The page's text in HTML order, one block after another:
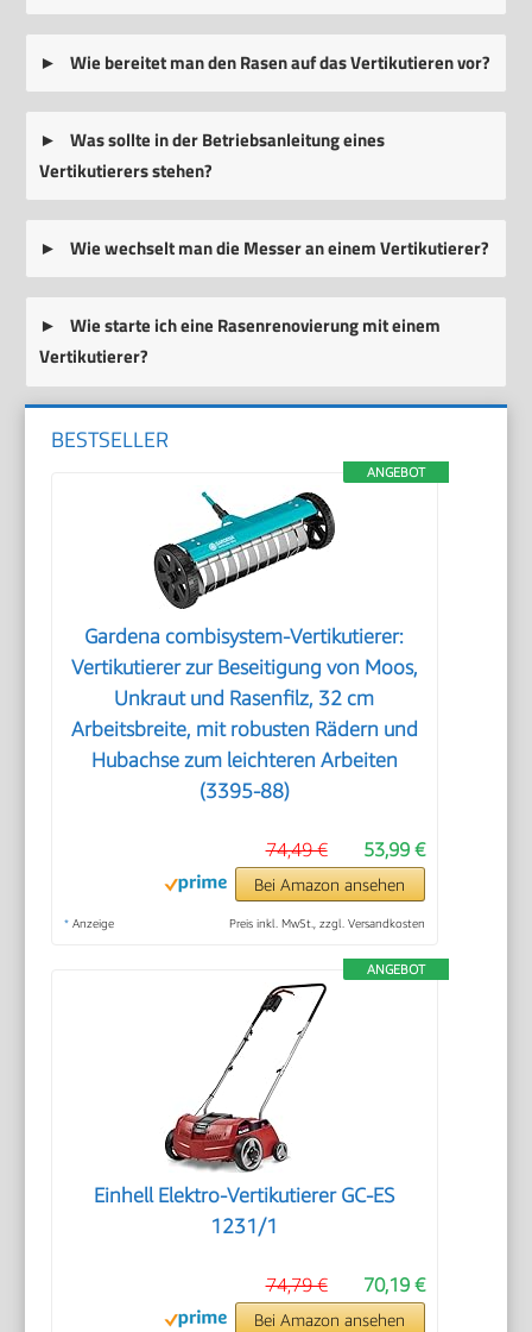
Wie bereitet man den Rasen auf das Vertikutieren vor?
Was sollte in der Betriebsanleitung eines
Vertikutierers stehen?
Wie wechselt man die Messer an einem Vertikutierer?
Wie starte ich eine Rasenrenovierung mit einem
Vertikutierer?
BESTSELLER
ANGEBOT
Gardena combisystem-Vertikutierer:
Vertikutierer zur Beseitigung von Moos,
Unkraut und Rasenfilz, 32 cm
Arbeitsbreite, mit robusten Rädern und
Hubachse zum leichteren Arbeiten
(3395-88)
53,99 €
74,49 €
Bei Amazon ansehen
* Anzeige Preis inkl. MwSt., zzgl. Versandkosten
ANGEBOT
Einhell Elektro-Vertikutierer GC-ES
1231/1
70,19 €
74,79 €
Bei Amazon ansehen